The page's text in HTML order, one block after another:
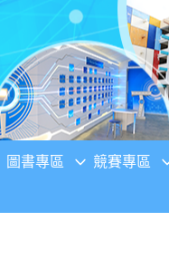
圖書專區 競賽專區